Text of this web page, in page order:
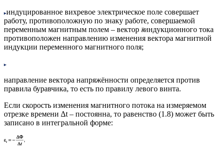
индуцированное вихревое электрическое поле совершает
работу, противоположную по знаку работе, совершаемой
переменным магнитным полем – вектор индукционного тока
противоположен направлению изменения вектора магнитной
индукции переменного магнитного поля;
направление вектора напряжённости определяется против
правила буравчика, то есть по правилу левого винта.
Если скорость изменения магнитного потока на измеряемом
отрезке времени ∆t – постоянна, то равенство (1.8) может быть
записано в интегральной форме: